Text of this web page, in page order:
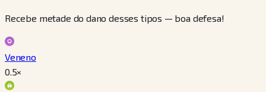
Recebe metade do dano desses tipos — boa defesa!
Veneno
0.5×